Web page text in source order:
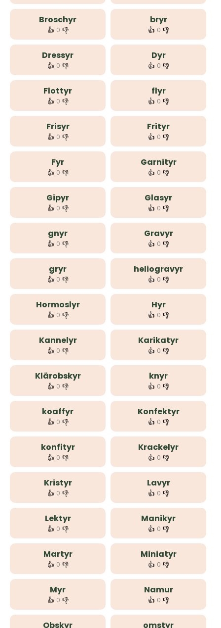
Broschyr
👍 0 👎
bryr
👍 0 👎
Dressyr
👍 0 👎
Dyr
👍 0 👎
Flottyr
👍 0 👎
flyr
👍 0 👎
Frisyr
👍 0 👎
Frityr
👍 0 👎
Fyr
👍 0 👎
Garnityr
👍 0 👎
Gipyr
👍 0 👎
Glasyr
👍 0 👎
gnyr
👍 0 👎
Gravyr
👍 0 👎
gryr
👍 0 👎
heliogravyr
👍 0 👎
Hormoslyr
👍 0 👎
Hyr
👍 0 👎
Kannelyr
👍 0 👎
Karikatyr
👍 0 👎
Klärobskyr
👍 0 👎
knyr
👍 0 👎
koaffyr
👍 0 👎
Konfektyr
👍 0 👎
konfityr
👍 0 👎
Krackelyr
👍 0 👎
Kristyr
👍 0 👎
Lavyr
👍 0 👎
Lektyr
👍 0 👎
Manikyr
👍 0 👎
Martyr
👍 0 👎
Miniatyr
👍 0 👎
Myr
👍 0 👎
Namur
👍 0 👎
Obskyr omstyr